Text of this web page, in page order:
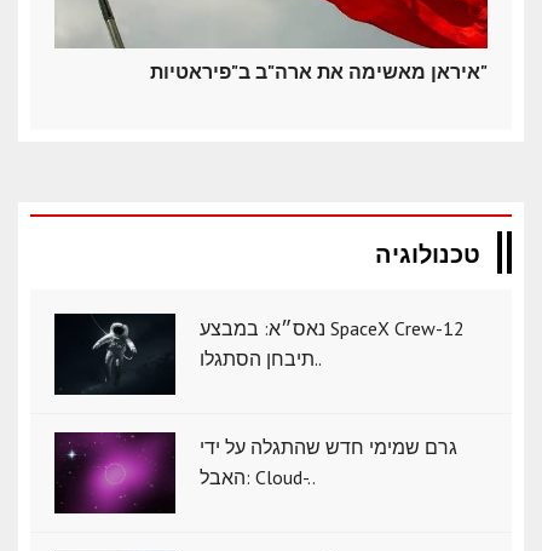
איראן מאשימה את ארה"ב ב"פיראטיות"
טכנולוגיה
נאס״א: במבצע SpaceX Crew-12
תיבחן הסתגלו..
גרם שמימי חדש שהתגלה על ידי
האבל: Cloud-..